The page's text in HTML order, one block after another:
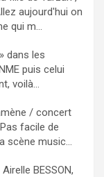
aujourd'hui on
qui m...
dans les
puis celui
voilà...
/ concert
Pas facile de
scène music...
Airelle BESSON,